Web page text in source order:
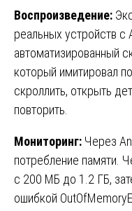
Воспроизведение:
реальных устройств с
автоматизированный
который имитировал
скроллить, открыть
повторить.
Мониторинг: Через
потребление памяти.
с 200 МБ до 1.2 ГБ,
ошибкой